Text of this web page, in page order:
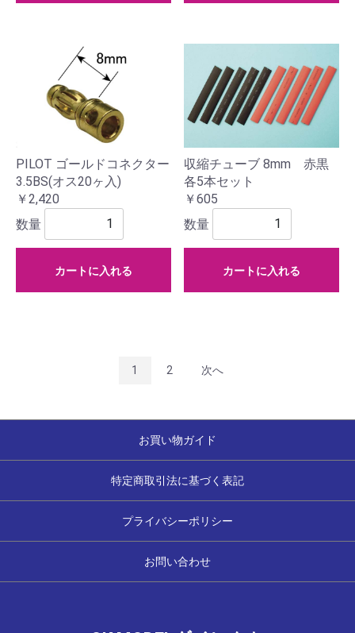
PILOT ゴールドコネクター
3.5BS(オス20ヶ入)
￥2,420
数量
カートに入れる
収縮チューブ 8mm 赤黒
各5本セット
￥605
数量
カートに入れる
1 2 次へ
お買い物ガイド
特定商取引法に基づく表記
プライバシーポリシー
お問い合わせ